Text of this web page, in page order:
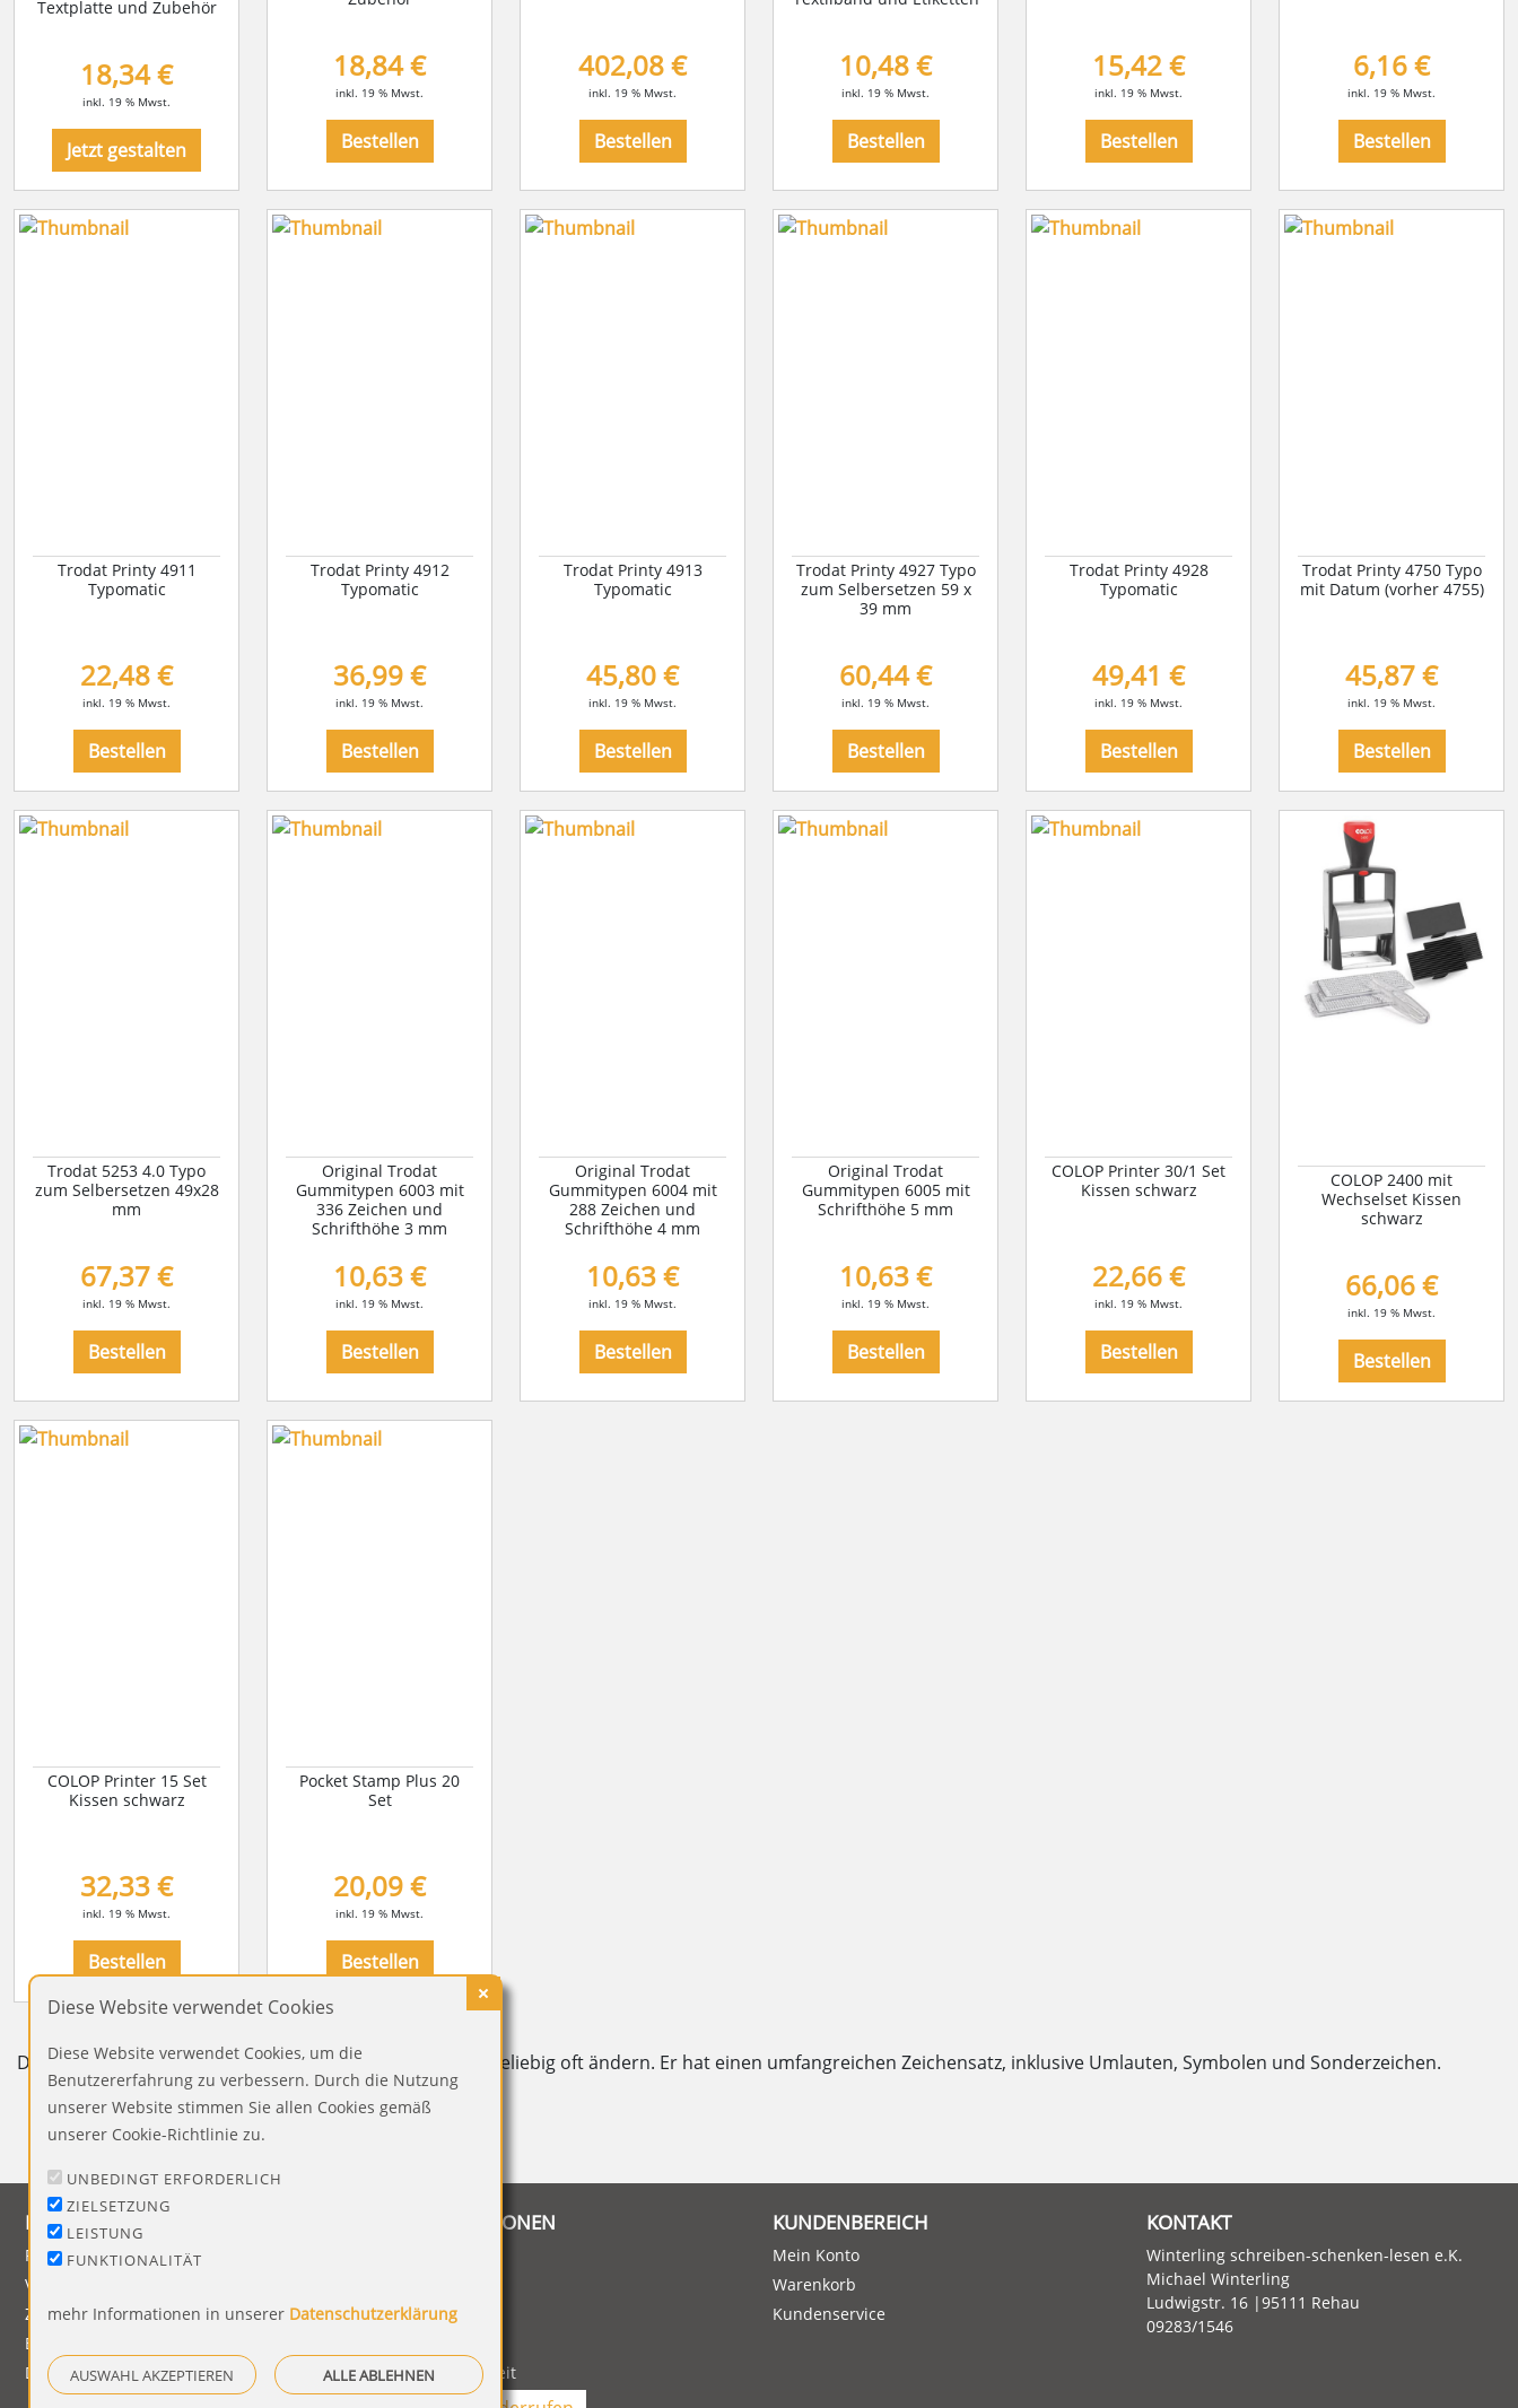
Textplatte und Zubehör
18,34 €
inkl. 19 % Mwst.
Jetzt gestalten
18,84 €
inkl. 19 % Mwst.
Bestellen
402,08 €
inkl. 19 % Mwst.
Bestellen
10,48 €
inkl. 19 % Mwst.
Bestellen
15,42 €
inkl. 19 % Mwst.
Bestellen
6,16 €
inkl. 19 % Mwst.
Bestellen
Trodat Printy 4911
Typomatic
22,48 €
inkl. 19 % Mwst.
Bestellen
Trodat Printy 4912
Typomatic
36,99 €
inkl. 19 % Mwst.
Bestellen
Trodat Printy 4913
Typomatic
45,80 €
inkl. 19 % Mwst.
Bestellen
Trodat Printy 4927 Typo
zum Selbersetzen 59 x
39 mm
60,44 €
inkl. 19 % Mwst.
Bestellen
Trodat Printy 4928
Typomatic
49,41 €
inkl. 19 % Mwst.
Bestellen
Trodat Printy 4750 Typo
mit Datum (vorher 4755)
45,87 €
inkl. 19 % Mwst.
Bestellen
Trodat 5253 4.0 Typo
zum Selbersetzen 49x28
mm
67,37 €
inkl. 19 % Mwst.
Bestellen
Original Trodat
Gummitypen 6003 mit
336 Zeichen und
Schrifthöhe 3 mm
10,63 €
inkl. 19 % Mwst.
Bestellen
Original Trodat
Gummitypen 6004 mit
288 Zeichen und
Schrifthöhe 4 mm
10,63 €
inkl. 19 % Mwst.
Bestellen
Original Trodat
Gummitypen 6005 mit
Schrifthöhe 5 mm
10,63 €
inkl. 19 % Mwst.
Bestellen
COLOP Printer 30/1 Set
Kissen schwarz
22,66 €
inkl. 19 % Mwst.
Bestellen
COLOP 2400 mit
Wechselset Kissen
schwarz
66,06 €
inkl. 19 % Mwst.
Bestellen
COLOP Printer 15 Set
Kissen schwarz
32,33 €
inkl. 19 % Mwst.
Bestellen
Pocket Stamp Plus 20
Set
20,09 €
inkl. 19 % Mwst.
Bestellen
Diesen Stempel können Sie selbersetzen und jeder Zeit beliebig oft ändern. Er hat einen umfangreichen Zeichensatz, inklusive Umlauten, Symbolen und Sonderzeichen.
HINWEISE
FAQ
Versandinformationen
Zahlungsbedingungen
Bestellhinweise
Dateiformate
INFORMATIONEN
AGB
Barrierefreiheit
KUNDENBEREICH
Mein Konto
Warenkorb
Kundenservice
KONTAKT
Winterling schreiben-schenken-lesen e.K.
Michael Winterling
Ludwigstr. 16 |95111 Rehau
09283/1546
Diese Website verwendet Cookies
Diese Website verwendet Cookies, um die
Benutzererfahrung zu verbessern. Durch die Nutzung
unserer Website stimmen Sie allen Cookies gemäß
unserer Cookie-Richtlinie zu.
UNBEDINGT ERFORDERLICH
ZIELSETZUNG
LEISTUNG
FUNKTIONALITÄT
mehr Informationen in unserer Datenschutzerklärung
AUSWAHL AKZEPTIEREN ALLE ABLEHNEN